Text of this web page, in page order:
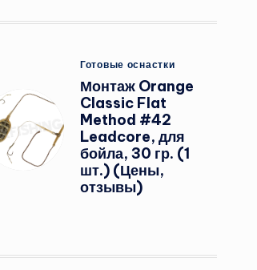
Опубликовано
в
Готовые оснастки
Монтаж Orange
Classic Flat
Method #42
Leadcore, для
бойла, 30 гр. (1
шт.) (Цены,
отзывы)